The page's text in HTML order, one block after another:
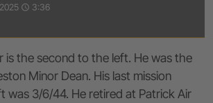
access_time 3:36
is the second to the left. He was the
Minor Dean. His last mission
was 3/6/44. He retired at Patrick Air